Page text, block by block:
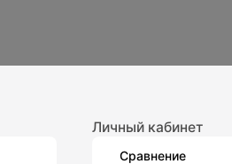
Личный кабинет
Сравнение